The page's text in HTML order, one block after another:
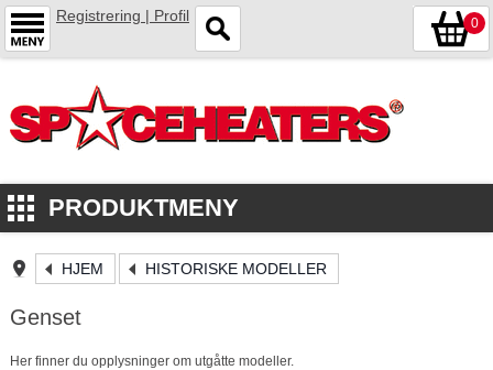
Registrering | Profil 0
PRODUKTMENY
HJEM HISTORISKE MODELLER
Genset
Her finner du opplysninger om utgåtte modeller.